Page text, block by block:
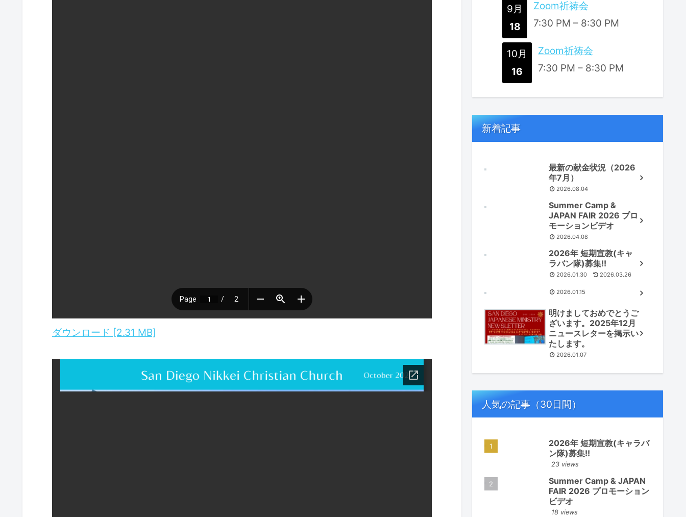
ダウンロード [2.31 MB]
9月
18
Zoom祈祷会
7:30 PM – 8:30 PM
10月
16
Zoom祈祷会
7:30 PM – 8:30 PM
新着記事
最新の献金状況（2026
年7月）
2026.08.04
Summer Camp &
JAPAN FAIR 2026 プロ
モーションビデオ
2026.04.08
2026年 短期宣教(キャ
ラバン隊)募集!!
2026.01.30 2026.03.26
2026.01.15
明けましておめでとうご
ざいます。2025年12月
ニュースレターを掲示い
たします。
2026.01.07
人気の記事（30日間）
2026年 短期宣教(キャラバ
ン隊)募集!!
23 views
Summer Camp & JAPAN
FAIR 2026 プロモーション
ビデオ
18 views